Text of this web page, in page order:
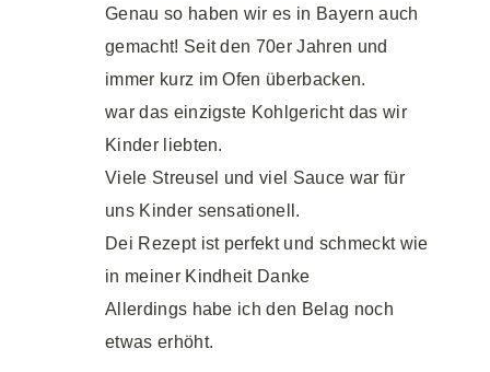
Genau so haben wir es in Bayern auch
gemacht! Seit den 70er Jahren und
immer kurz im Ofen überbacken.
war das einzigste Kohlgericht das wir
Kinder liebten.
Viele Streusel und viel Sauce war für
uns Kinder sensationell.
Dei Rezept ist perfekt und schmeckt wie
in meiner Kindheit Danke
Allerdings habe ich den Belag noch
etwas erhöht.